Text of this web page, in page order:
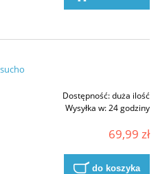
Dostępność:duża ilość
Wysyłka w:24 godziny
69,99 zł
do koszyka